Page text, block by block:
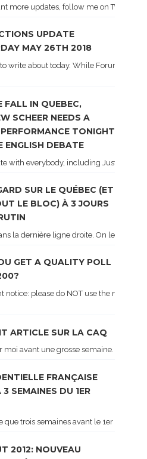
more updates, follow me on Twitter .
UPDATE
MAY 26TH 2018
write about today. While Forum did
FALL IN QUEBEC,
SCHEER NEEDS A
TONIGHT
ENGLISH DEBATE
with everybody, including Justin
SUR LE QUÉBEC (ET
LE BLOC) À 3 JOURS
la dernière ligne droite. On le sait
GET A QUALITY POLL
notice: please do NOT use the
ARTICLE SUR LA CAQ
avant une grosse semaine. Voici
FRANÇAISE
SEMAINES DU 1ER
que trois semaines avant le 1er tour de
2012: NOUVEAU